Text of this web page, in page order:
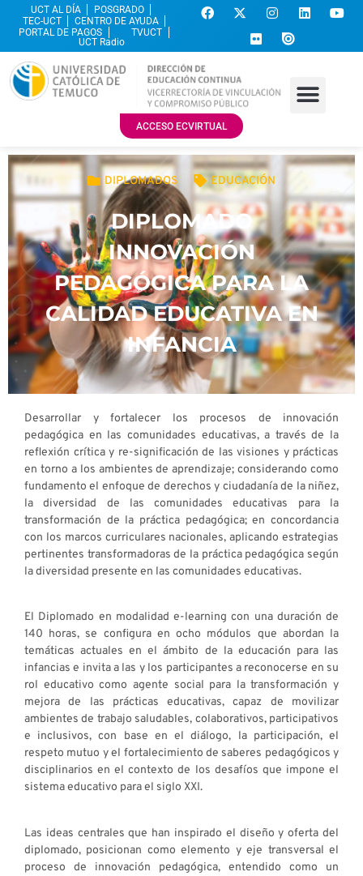
UCT AL DÍA
POSGRADO
TEC-UCT
CENTRO DE AYUDA
PORTAL DE PAGOS
TVUCT
UCT Radio
ACCESO ECVIRTUAL
DIPLOMADOS EDUCACIÓN
DIPLOMADO
INNOVACIÓN
PEDAGÓGICA PARA LA
CALIDAD EDUCATIVA EN
INFANCIA
Desarrollar y fortalecer los procesos de innovación
pedagógica en las comunidades educativas, a través de la
reflexión crítica y re-significación de las visiones y prácticas
en torno a los ambientes de aprendizaje; considerando como
fundamento el enfoque de derechos y ciudadanía de la niñez,
la diversidad de las comunidades educativas para la
transformación de la práctica pedagógica; en concordancia
con los marcos curriculares nacionales, aplicando estrategias
pertinentes transformadoras de la práctica pedagógica según
la diversidad presente en las comunidades educativas.
El Diplomado en modalidad e-learning con una duración de
140 horas, se configura en ocho módulos que abordan la
temáticas actuales en el ámbito de la educación para las
infancias e invita a las y los participantes a reconocerse en su
rol educativo como agente social para la transformación y
mejora de las prácticas educativas, capaz de movilizar
ambientes de trabajo saludables, colaborativos, participativos
e inclusivos, con base en el diálogo, la participación, el
respeto mutuo y el fortalecimiento de saberes pedagógicos y
disciplinarios en el contexto de los desafíos que impone el
sistema educativo para el siglo XXI.
Las ideas centrales que han inspirado el diseño y oferta del
diplomado, posicionan como elemento y eje transversal el
proceso de innovación pedagógica, entendido como un